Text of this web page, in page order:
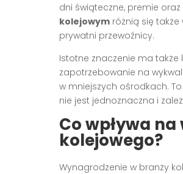
dni świąteczne, premie
kolejowym różnią się
prywatni przewoźnicy.
Istotne znaczenie ma także
zapotrzebowanie na
w mniejszych ośrodkach.
nie jest jednoznaczna i
Co wpływa
kolejowego?
Wynagrodzenie w branży